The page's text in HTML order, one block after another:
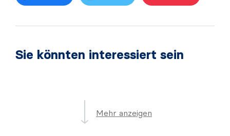
Sie könnten interessiert sein
Mehr anzeigen